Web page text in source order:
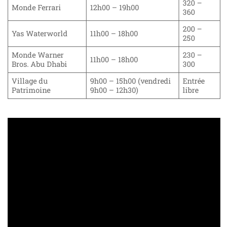
Monde Ferrari 12h00 – 19h00
320 –
360
Yas Waterworld 11h00 – 18h00
200 –
250
Monde Warner
Bros. Abu Dhabi
11h00 – 18h00
230 –
300
Village du
Patrimoine
9h00 – 15h00 (vendredi
9h00 – 12h30)
Entrée
libre